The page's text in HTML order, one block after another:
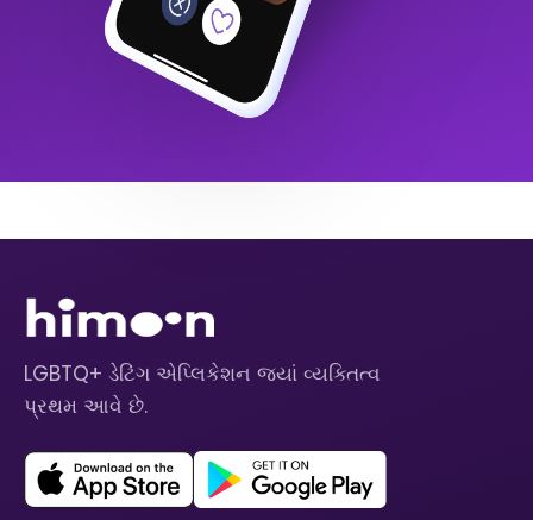
LGBTQ+ ડેટિંગ એપ્લિકેશન જ્યાં વ્યક્તિત્વ
પ્રથમ આવે છે.